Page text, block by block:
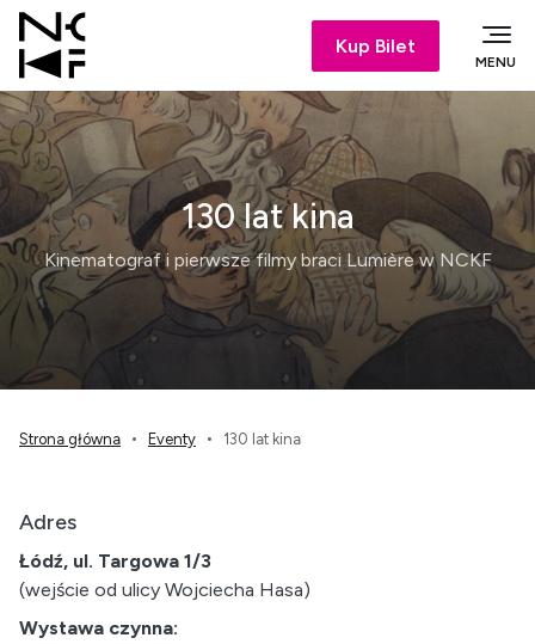
Kup Bilet
MENU
130 lat kina
Kinematograf i pierwsze filmy braci Lumière w NCKF
Strona główna Eventy 130 lat kina
Adres
Łódź, ul. Targowa 1/3
(wejście od ulicy Wojciecha Hasa)
Wystawa czynna: